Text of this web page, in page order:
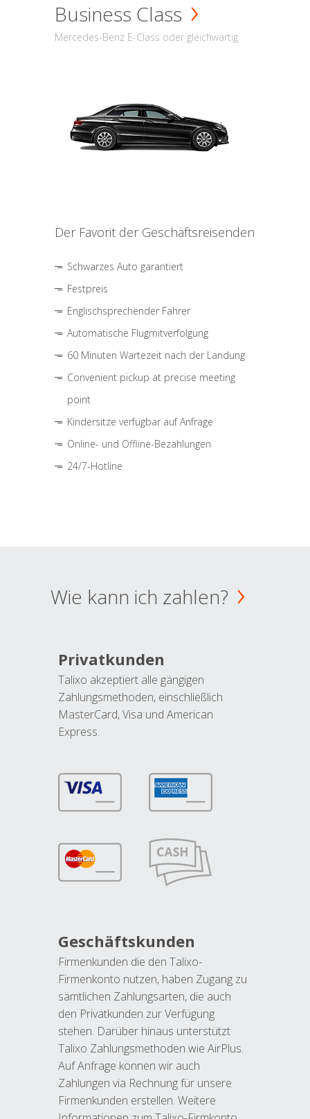
Business Class
Mercedes-Benz E-Class oder gleichwärtig
Der Favorit der Geschäftsreisenden
Schwarzes Auto garantiert
Festpreis
Englischsprechender Fahrer
Automatische Flugmitverfolgung
60 Minuten Wartezeit nach der Landung
Convenient pickup at precise meeting
point
Kindersitze verfügbar auf Anfrage
Online- und Offline-Bezahlungen
24/7-Hotline
Wie kann ich zahlen?
Privatkunden
Talixo akzeptiert alle gängigen
Zahlungsmethoden, einschließlich
MasterCard, Visa und American
Express.
Geschäftskunden
Firmenkunden die den Talixo-
Firmenkonto nutzen, haben Zugang zu
sämtlichen Zahlungsarten, die auch
den Privatkunden zur Verfügung
stehen. Darüber hinaus unterstützt
Talixo Zahlungsmethoden wie AirPlus.
Auf Anfrage können wir auch
Zahlungen via Rechnung für unsere
Firmenkunden erstellen. Weitere